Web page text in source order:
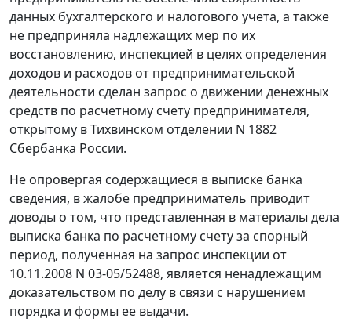
данных бухгалтерского и налогового учета, а также
не предприняла надлежащих мер по их
восстановлению, инспекцией в целях определения
доходов и расходов от предпринимательской
деятельности сделан запрос о движении денежных
средств по расчетному счету предпринимателя,
открытому в Тихвинском отделении N 1882
Сбербанка России.
Не опровергая содержащиеся в выписке банка
сведения, в жалобе предприниматель приводит
доводы о том, что представленная в материалы дела
выписка банка по расчетному счету за спорный
период, полученная на запрос инспекции от
10.11.2008 N 03-05/52488, является ненадлежащим
доказательством по делу в связи с нарушением
порядка и формы ее выдачи.